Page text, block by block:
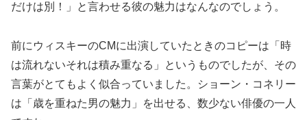
だけは別！」と言わせる彼の魅力はなんなのでしょう。
前にウィスキーのCMに出演していたときのコピーは「時
は流れないそれは積み重なる」というものでしたが、その
言葉がとてもよく似合っていました。ショーン・コネリー
は「歳を重ねた男の魅力」を出せる、数少ない俳優の一人